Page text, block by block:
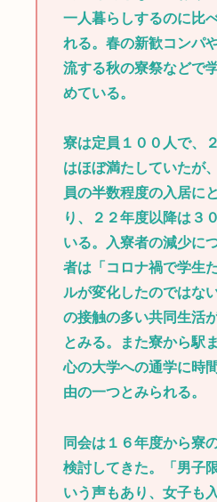
一人暮らしするのに比
れる。春の新歓コンパ
流する秋の寮祭などで
めている。
寮は定員１００人で、
はほぼ満たしていたが
員の半数程度の入居に
り、２２年度以降は３
いる。入寮者の減少に
者は「コロナ禍で学生
ルが変化したのではな
の接触の多い共同生活
とみる。また寮から駅
心の大学への通学に時
由の一つとみられる。
同会は１６年度から寮
検討してきた。「男子
いう声もあり、女子も